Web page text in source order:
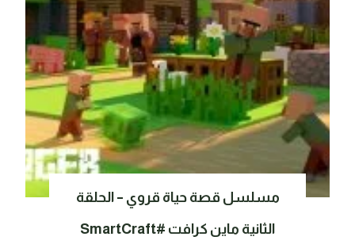
مسلسل قصة حياة قروي – الحلقة
الثانية ماين كرافت #SmartCraft